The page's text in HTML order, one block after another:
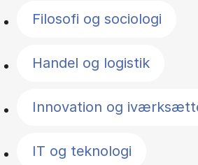
Filosofi og sociologi
Handel og logistik
Innovation og
IT og teknologi